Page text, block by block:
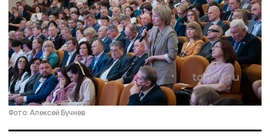
Фото: Алексей Бучнев